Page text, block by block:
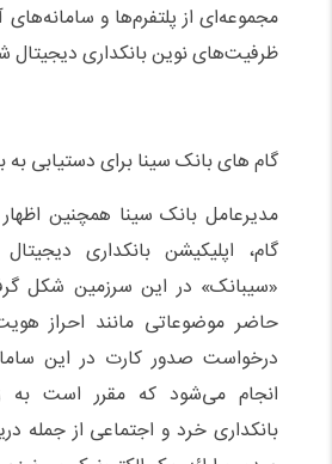
مجموعه‌ای از پلتفرم‌ها و سامانه‌های
ظرفیت‌های نوین بانکداری دیجیتال
گام های بانک سینا برای دستیابی به
مدیرعامل بانک سینا همچنین
گام، اپلیکیشن بانکداری
«سیبانک» در این سرزمین شکل
حاضر موضوعاتی مانند احراز
درخواست صدور کارت در این
انجام می‌شود که مقرر است
بانکداری خرد و اجتماعی از جمله